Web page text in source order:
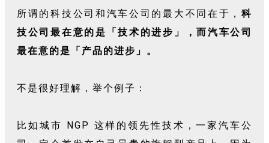
所谓的科技公司和汽车公司的最大不同在于， 科
技公司最在意的是「技术的进步」，而汽车公司
最在意的是「产品的进步」。
不是很好理解，举个例子：
比如城市 NGP 这样的领先性技术，一家汽车公